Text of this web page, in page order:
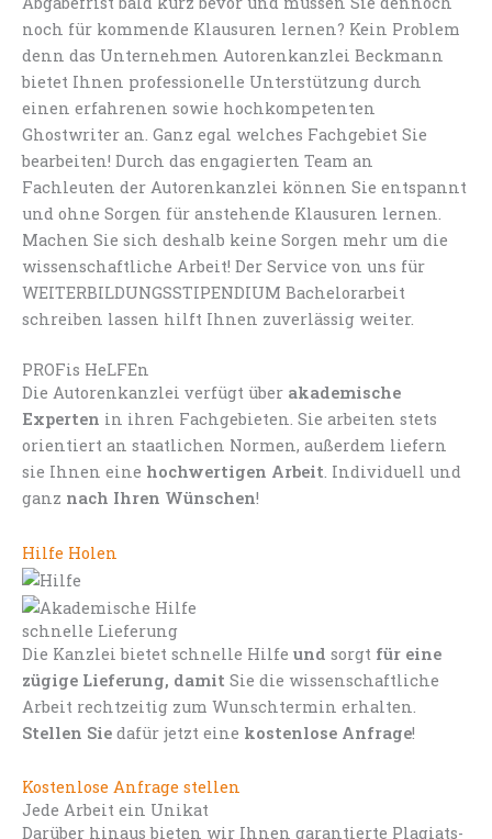
noch für kommende Klausuren lernen? Kein Problem
denn das Unternehmen Autorenkanzlei Beckmann
bietet Ihnen professionelle Unterstützung durch
einen erfahrenen sowie hochkompetenten
Ghostwriter an. Ganz egal welches Fachgebiet Sie
bearbeiten! Durch das engagierten Team an
Fachleuten der Autorenkanzlei können Sie entspannt
und ohne Sorgen für anstehende Klausuren lernen.
Machen Sie sich deshalb keine Sorgen mehr um die
wissenschaftliche Arbeit! Der Service von uns für
WEITERBILDUNGSSTIPENDIUM Bachelorarbeit
schreiben lassen hilft Ihnen zuverlässig weiter.
PROFis HeLFEn
Die Autorenkanzlei verfügt über akademische
Experten in ihren Fachgebieten. Sie arbeiten stets
orientiert an staatlichen Normen, außerdem liefern
sie Ihnen eine hochwertigen Arbeit. Individuell und
ganz nach Ihren Wünschen!
Hilfe Holen
schnelle Lieferung
Die Kanzlei bietet schnelle Hilfe und sorgt für eine
zügige Lieferung, damit Sie die wissenschaftliche
Arbeit rechtzeitig zum Wunschtermin erhalten.
Stellen Sie dafür jetzt eine kostenlose Anfrage!
Kostenlose Anfrage stellen
Jede Arbeit ein Unikat
Darüber hinaus bieten wir Ihnen garantierte Plagiats-